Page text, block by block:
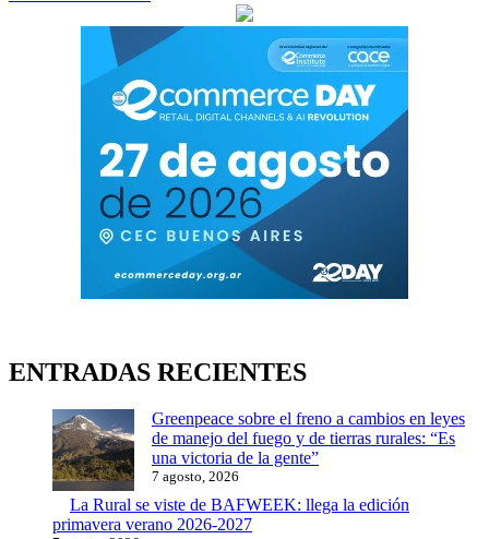
ENTRADAS RECIENTES
Greenpeace sobre el freno a cambios en leyes
de manejo del fuego y de tierras rurales: “Es
una victoria de la gente”
7 agosto, 2026
La Rural se viste de BAFWEEK: llega la edición
primavera verano 2026-2027